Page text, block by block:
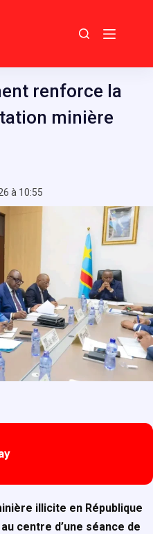
renforce la
minière
à 10:55
illicite en République
centre d’une séance de